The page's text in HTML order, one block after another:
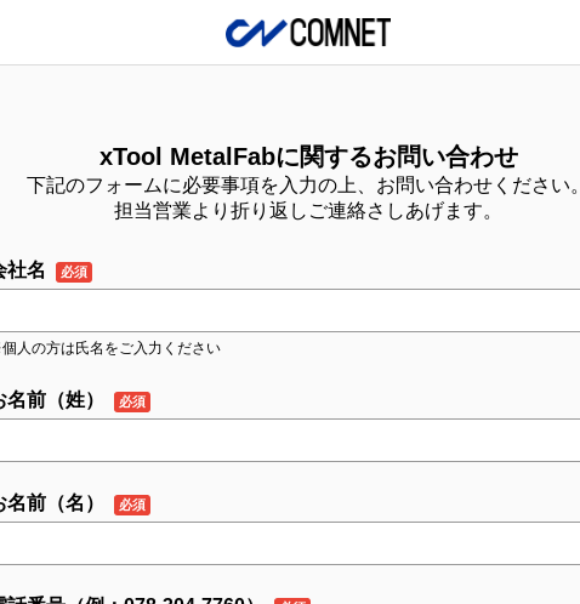
xTool MetalFabに関するお問い合わせ
下記のフォームに必要事項を入力の上、お問い合わせください
担当営業より折り返しご連絡さしあげます。
社名
人の方は氏名をご入力ください
名前（姓）
名前（名）